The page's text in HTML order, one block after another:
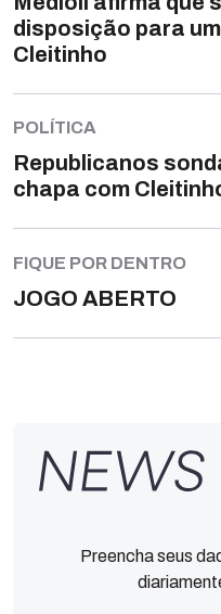
disposição para
Cleitinho
POLÍTICA
Republicanos
chapa com
FIQUE POR DENTRO
JOGO ABERTO
Preencha seus